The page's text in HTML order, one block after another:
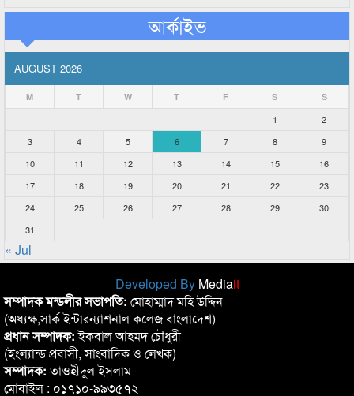
আর্কাইভ
AUGUST 2026
M T W T F S S
1
2
3
4 5 6 7 8
9
10
11 12 13 14 15
16
17
18 19 20 21 22
23
24
25 26 27 28 29
30
31
« Jul
Developed By Mediait
সম্পাদক মন্ডলীর সভাপতি: মোহাম্মাদ মহি উদ্দিন
(অধ্যক্ষ,সার্ক ইন্টারন্যাশনাল কলেজ বাংলাদেশ)
প্রধান সম্পাদক:ইকবাল আহমদ চৌধুরী
(ইংল্যান্ড প্রবাসী, সাংবাদিক ও লেখক)
সম্পাদক:তাওহীদুল ইসলাম
মোবাইল : ০১৭১০-৯৯৩৫৭২